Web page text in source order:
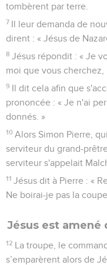
tombèrent par terre.
7 Il leur demanda de
dirent : « Jésus de
8 Jésus répondit : « Je
moi que vous cherchez,
9 Il dit cela afin que
prononcée : « Je n'ai
donnés. »
10 Alors Simon Pierre,
serviteur du grand-
serviteur s'appelait
11 Jésus dit à Pierre : «
Ne boirai-je pas la
Jésus est amené
12 La troupe, le
s’emparèrent alors de